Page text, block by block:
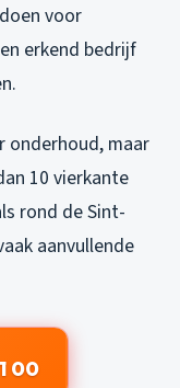
voor
erkend bedrijf
onderhoud, maar
10 vierkante
rond de Sint-
aanvullende
00